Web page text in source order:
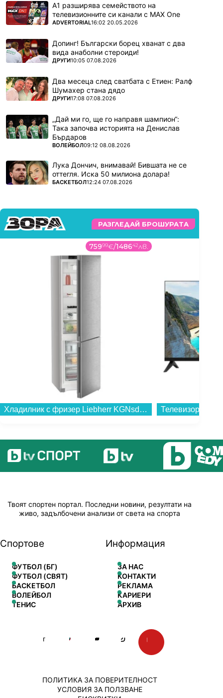
А1 разширява семейството на
телевизионните си канали с MAX One
ПОВЕЧЕ ОТ
ADVERTORIAL16:02 20.05.2026
Допинг! Български борец хванат с два
вида анаболни стероиди!
ПОВЕЧЕ ОТ
ДРУГИ10:05 07.08.2026
Два месеца след сватбата с Етиен: Ралф
Шумахер стана дядо
ПОВЕЧЕ ОТ
ДРУГИ17:08 07.08.2026
„Дай ми го, ще го направя шампион“:
Така започва историята на Денислав
Бърдаров
ПОВЕЧЕ ОТ
ВОЛЕЙБОЛ09:12 08.08.2026
Лука Дончич, внимавай! Бившата не се
оттегля. Иска 50 милиона долара!
ПОВЕЧЕ ОТ
БАСКЕТБОЛ12:24 07.08.2026
РАЗГЛЕДАЙ БРОШУРАТА
75999€/148642лв.
Хладилник с фризер Liebherr KGNsd 52Vc03 , 330 l, C , No Frost , Инокс...
Твоят спортен портал. Последни новини, резултати на
живо, задълбочени анализи от света на спорта
Спортове
ФУТБОЛ (БГ)
ФУТБОЛ (СВЯТ)
БАСКЕТБОЛ
ВОЛЕЙБОЛ
ТЕНИС
Информация
ЗА НАС
КОНТАКТИ
РЕКЛАМА
КАРИЕРИ
АРХИВ
ПОЛИТИКА ЗА ПОВЕРИТЕЛНОСТ
УСЛОВИЯ ЗА ПОЛЗВАНЕ